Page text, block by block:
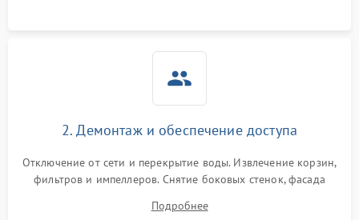
2. Демонтаж и обеспечение доступа
Отключение от сети и перекрытие воды. Извлечение корзин,
фильтров и импеллеров. Снятие боковых стенок, фасада
циркуляционному насосу, ТЭНу и сливной помпе.
Подробнее